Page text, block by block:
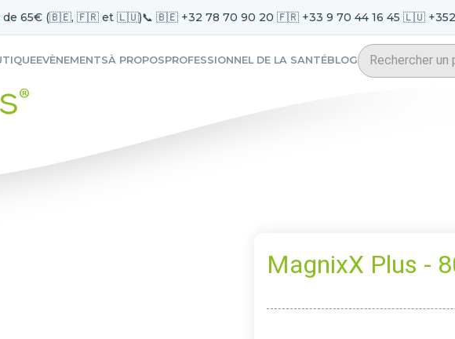
de 65€ (🇧🇪, 🇫🇷 et 🇱🇺)📞 🇧🇪 +32 78 70 90 20 🇫🇷 +33 9 70 44 16 45 🇱🇺
EVÈNEMENTSÀ PROPOSPROFESSIONNEL DE LA SANTÉBLOG
MagnixX Plus -